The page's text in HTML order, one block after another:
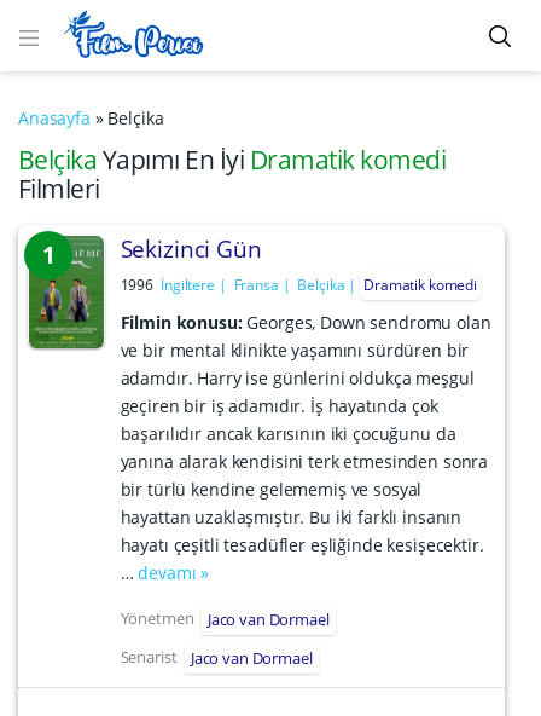
Anasayfa » Belçika
Belçika Yapımı En İyi Dramatik komedi
Filmleri
1 Sekizinci Gün
1996 İngiltere Fransa Belçika Dramatik komedi
Filmin konusu:Georges, Down sendromu olan
ve bir mental klinikte yaşamını sürdüren bir
adamdır. Harry ise günlerini oldukça meşgul
geçiren bir iş adamıdır. İş hayatında çok
başarılıdır ancak karısının iki çocuğunu da
yanına alarak kendisini terk etmesinden sonra
bir türlü kendine gelememiş ve sosyal
hayattan uzaklaşmıştır. Bu iki farklı insanın
hayatı çeşitli tesadüfler eşliğinde kesişecektir.
…devamı »
Yönetmen
Jaco van Dormael
Senarist
Jaco van Dormael